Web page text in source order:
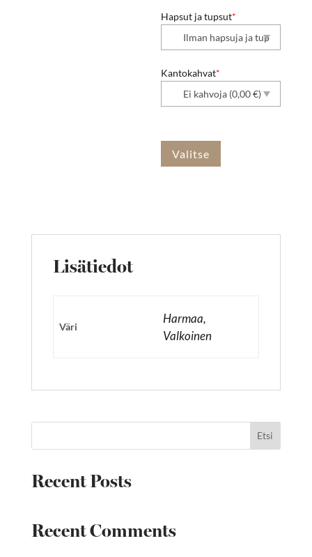
Hapsut ja tupsut*
Kantokahvat*
Valitse
Lisätiedot
Väri
Harmaa,
Valkoinen
Etsi
Recent Posts
Recent Comments